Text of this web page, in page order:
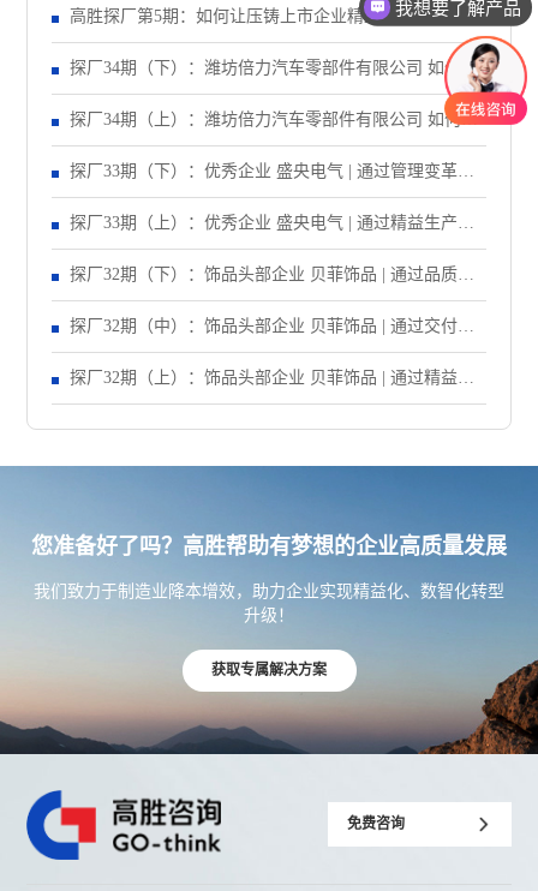
28%？
高胜探厂第5期：如何让压铸上市企业精益标杆生产线效
率提升40%？
探厂34期（下）：潍坊倍力汽车零部件有限公司 如何让
生产效率提升43%？
探厂34期（上）：潍坊倍力汽车零部件有限公司 如何让
订单准交率提升43%？
探厂33期（下）：优秀企业 盛央电气 | 通过管理变革，
让订单准交率提升到95%以上！
探厂33期（上）：优秀企业 盛央电气 | 通过精益生产，
让产线产能提升83%！
探厂32期（下）：饰品头部企业 贝菲饰品 | 通过品质改
善，让失败成本异常递减70%！
探厂32期（中）：饰品头部企业 贝菲饰品 | 通过交付改
善，让订单准交率提升至90%以上！
探厂32期（上）：饰品头部企业 贝菲饰品 | 通过精益生
产项目，让车间生产效率提升至95% ！
您准备好了吗？高胜帮助有梦想的企业高质量发展
我们致力于制造业降本增效，助力企业实现精益化、数智化转型
升级！
获取专属解决方案
免费咨询
我想要了解产品